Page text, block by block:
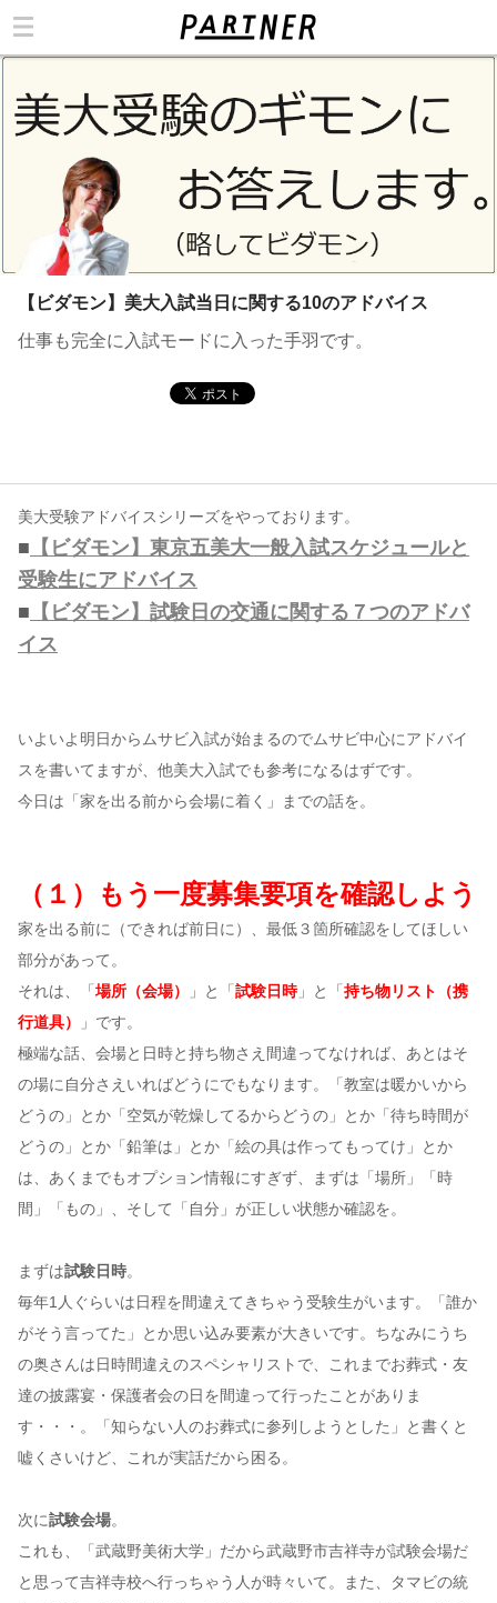
【ビダモン】美大入試当日に関する10のアドバイス
仕事も完全に入試モードに入った手羽です。
美大受験アドバイスシリーズをやっております。
■ 【ビダモン】東京五美大一般入試スケジュールと
受験生にアドバイス
■ 【ビダモン】試験日の交通に関する７つのアドバ
イス
いよいよ明日からムサビ入試が始まるのでムサビ中心にアドバイ
スを書いてますが、他美大入試でも参考になるはずです。
今日は「家を出る前から会場に着く」までの話を。
（１）もう一度募集要項を確認しよう
家を出る前に（できれば前日に）、最低３箇所確認をしてほしい
部分があって。
それは、「 場所（会場） 」と「 試験日時」と「 持ち物リスト（携
行道具）
」です。
極端な話、会場と日時と持ち物さえ間違ってなければ、あとはそ
の場に自分さえいればどうにでもなります。「教室は暖かいから
どうの」とか「空気が乾燥してるからどうの」とか「待ち時間が
どうの」とか「鉛筆は」とか「絵の具は作ってもってけ」とか
は、あくまでもオプション情報にすぎず、まずは「場所」「時
間」「もの」、そして「自分」が正しい状態か確認を。
まずは試験日時。
毎年1人ぐらいは日程を間違えてきちゃう受験生がいます。「誰か
がそう言ってた」とか思い込み要素が大きいです。ちなみにうち
の奥さんは日時間違えのスペシャリストで、これまでお葬式・友
達の披露宴・保護者会の日を間違って行ったことがありま
す・・・。「知らない人のお葬式に参列しようとした」と書くと
嘘くさいけど、これが実話だから困る。
次に試験会場。
これも、「武蔵野美術大学」だから武蔵野市吉祥寺が試験会場だ
と思って吉祥寺校へ行っちゃう人が時々いて。また、タマビの統
コンテンツ
このサイトについて
運営会社